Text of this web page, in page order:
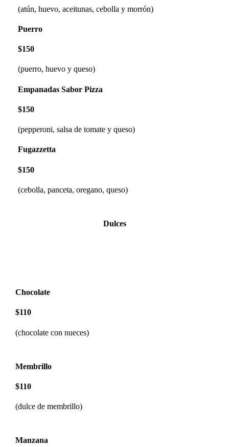
(atún, huevo, aceitunas, cebolla y morrón)
Puerro
$150
(puerro, huevo y queso)
Empanadas Sabor Pizza
$150
(pepperoni, salsa de tomate y queso)
Fugazzetta
$150
(cebolla, panceta, oregano, queso)
Dulces
Chocolate
$110
(chocolate con nueces)
Membrillo
$110
(dulce de membrillo)
Manzana